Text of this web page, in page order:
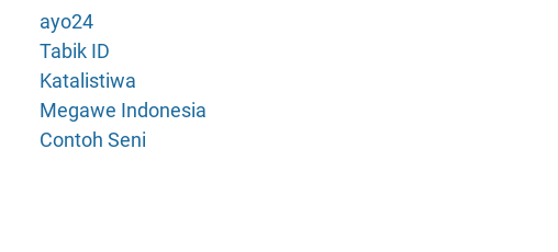
ayo24
Tabik ID
Katalistiwa
Megawe Indonesia
Contoh Seni